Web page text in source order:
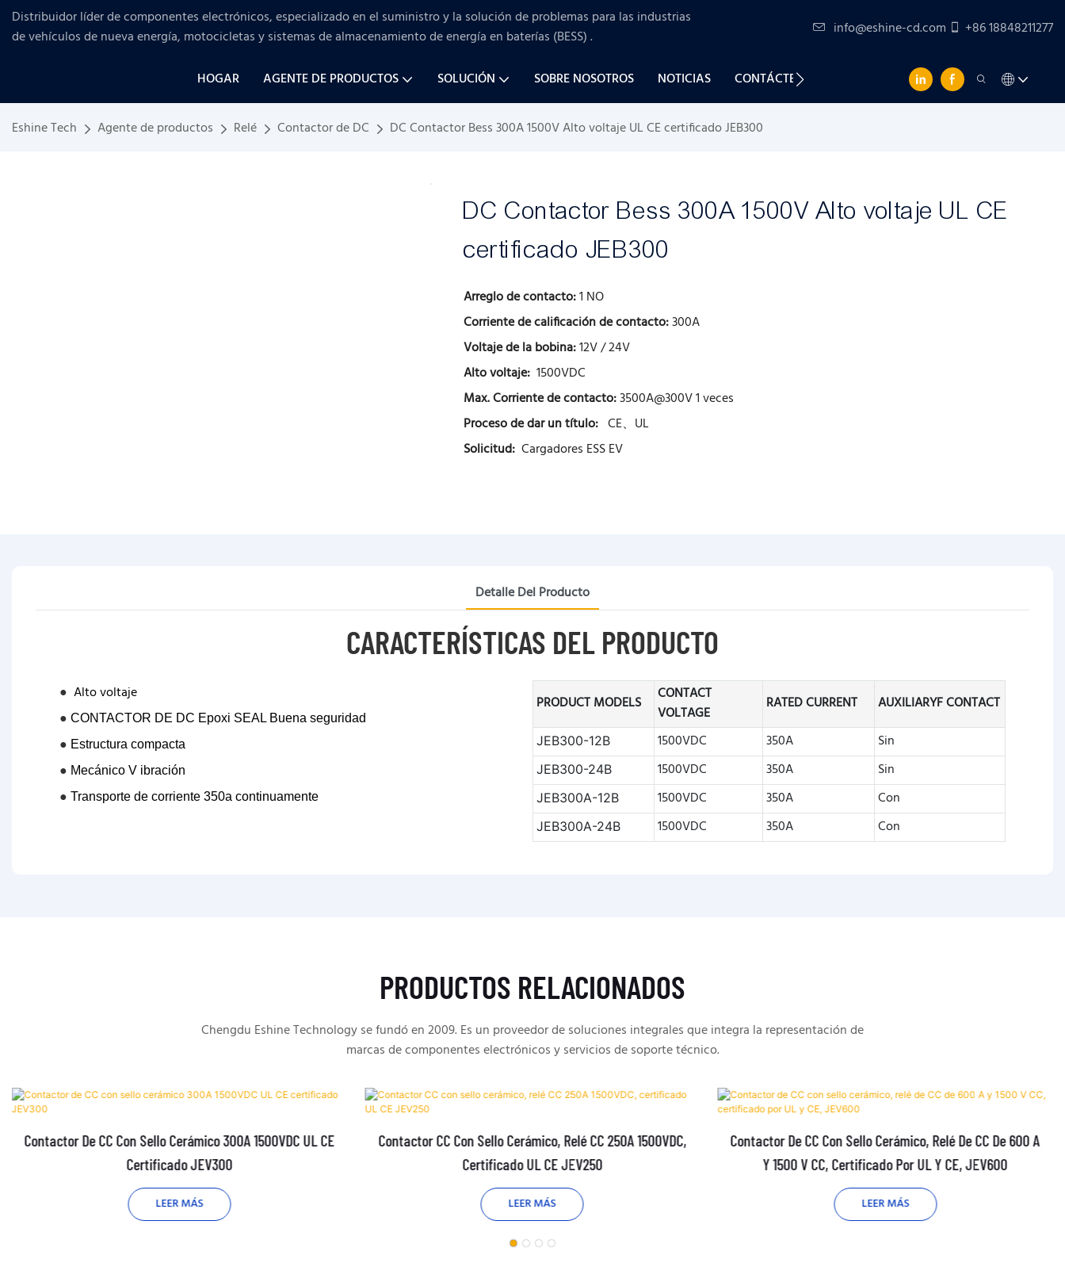
Distribuidor líder de componentes electrónicos, especializado en el suministro y la solución de problemas para las industrias
de vehículos de nueva energía, motocicletas y sistemas de almacenamiento de energía en baterías (BESS). info@eshine-cd.com +86 18848211277
HOGAR AGENTE DE PRODUCTOS SOLUCIÓN SOBRE NOSOTROS NOTICIAS CONTÁCTENOS
Eshine Tech Agente de productos Relé Contactor de DC DC Contactor Bess 300A 1500V Alto voltaje UL CE certificado JEB300
DC Contactor Bess 300A 1500V Alto voltaje UL CE
certificado JEB300
Arreglo de contacto:1 NO
Corriente de calificación de contacto:300A
Voltaje de la bobina:12V / 24V
Alto voltaje: 1500VDC
Max. Corriente de contacto:3500A@300V 1 veces
Proceso de dar un título: CE、UL
Solicitud: Cargadores ESS EV
Detalle Del Producto
CARACTERÍSTICAS DEL PRODUCTO
● Alto voltaje
● CONTACTOR DE DC Epoxi SEAL Buena seguridad
● Estructura compacta
● Mecánico V ibración
● Transporte de corriente 350a continuamente
PRODUCT MODELS
CONTACT
VOLTAGE
RATED CURRENT AUXILIARYF CONTACT
JEB300-12B 1500VDC 350A Sin
JEB300-24B 1500VDC 350A Sin
JEB300A-12B 1500VDC 350A Con
JEB300A-24B 1500VDC 350A Con
PRODUCTOS RELACIONADOS
Chengdu Eshine Technology se fundó en 2009. Es un proveedor de soluciones integrales que integra la representación de
marcas de componentes electrónicos y servicios de soporte técnico.
Contactor De CC Con Sello Cerámico 300A 1500VDC UL CE
Certificado JEV300
LEER MÁS
Contactor CC Con Sello Cerámico, Relé CC 250A 1500VDC,
Certificado UL CE JEV250
LEER MÁS
Contactor De CC Con Sello Cerámico, Relé De CC De 600 A
Y 1500 V CC, Certificado Por UL Y CE, JEV600
LEER MÁS